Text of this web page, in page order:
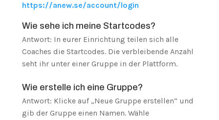
https://anew.se/account/login
Wie sehe ich meine Startcodes?
Antwort: In eurer Einrichtung teilen sich alle
Coaches die Startcodes. Die verbleibende Anzahl
seht ihr unter einer Gruppe in der Plattform.
Wie erstelle ich eine Gruppe?
Antwort: Klicke auf „Neue Gruppe erstellen“ und
gib der Gruppe einen Namen. Wähle